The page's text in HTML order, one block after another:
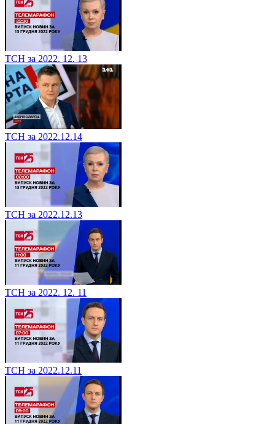
ТСН за 2022. 12. 13
ТСН за 2022.12.14
ТСН за 2022.12.13
ТСН за 2022. 12. 11
ТСН за 2022.12.11